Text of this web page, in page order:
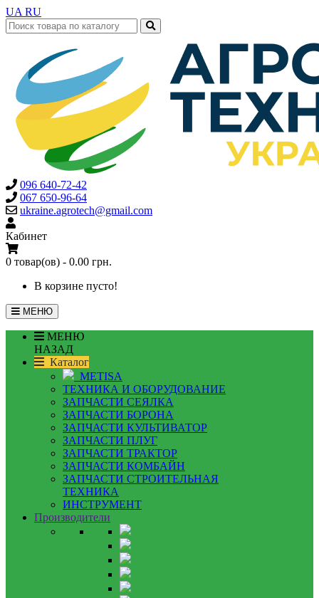
UA RU
096 640-72-42
067 650-96-64
ukraine.agrotech@gmail.com
Кабинет
0 товар(ов) - 0.00 грн.
В корзине пусто!
МЕНЮ
МЕНЮ
НАЗАД
Каталог
METISA
ТЕХНИКА И ОБОРУДОВАНИЕ
ЗАПЧАСТИ СЕЯЛКА
ЗАПЧАСТИ БОРОНА
ЗАПЧАСТИ КУЛЬТИВАТОР
ЗАПЧАСТИ ПЛУГ
ЗАПЧАСТИ ТРАКТОР
ЗАПЧАСТИ КОМБАЙН
ЗАПЧАСТИ СТРОИТЕЛЬНАЯ
ТЕХНИКА
ИНСТРУМЕНТ
Производители